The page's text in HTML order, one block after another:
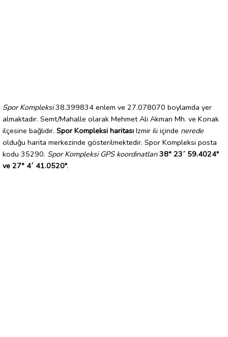
Spor Kompleksi38.399834 enlem ve 27.078070 boylamda yer
almaktadır. Semt/Mahalle olarak Mehmet Ali Akman Mh. ve Konak
ilçesine bağlıdır. Spor Kompleksi haritası Izmir ili içinde nerede
olduğu harita merkezinde gösterilmektedir. Spor Kompleksi posta
kodu 35290. Spor Kompleksi GPS koordinatları 38° 23´ 59.4024"
ve 27° 4´ 41.0520".